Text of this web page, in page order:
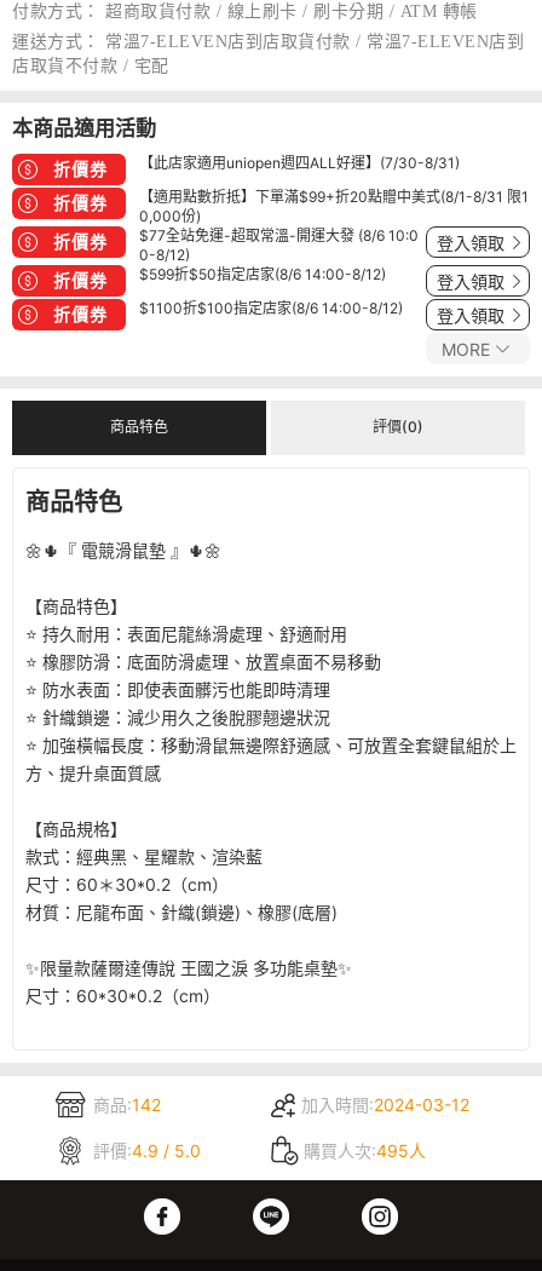
付款方式：
超商取貨付款 / 線上刷卡 / 刷卡分期 / ATM 轉帳
運送方式：
常溫7-ELEVEN店到店取貨付款 / 常溫7-ELEVEN店到
店取貨不付款 / 宅配
本商品適用活動
折價券 【此店家適用uniopen週四ALL好運】(7/30-8/31)
折價券
【適用點數折抵】下單滿$99+折20點贈中美式(8/1-8/31 限1
0,000份)
折價券
$77全站免運-超取常溫-開運大發 (8/6 10:0
0-8/12)
登入領取
折價券 $599折$50指定店家(8/6 14:00-8/12) 登入領取
折價券 $1100折$100指定店家(8/6 14:00-8/12) 登入領取
MORE
商品特色 評價(0)
商品特色
🌼🌵『 電競滑鼠墊 』🌵🌼
【商品特色】
⭐ 持久耐用：表面尼龍絲滑處理、舒適耐用
⭐ 橡膠防滑：底面防滑處理、放置桌面不易移動
⭐ 防水表面：即使表面髒污也能即時清理
⭐ 針織鎖邊：減少用久之後脫膠翹邊狀況
⭐ 加強橫幅長度：移動滑鼠無邊際舒適感、可放置全套鍵鼠組於上
方、提升桌面質感
【商品規格】
款式：經典黑、星耀款、渲染藍
尺寸：60＊30*0.2（cm）
材質：尼龍布面、針織(鎖邊)、橡膠(底層)
✨限量款薩爾達傳說 王國之淚 多功能桌墊✨
尺寸：60*30*0.2（cm）
商品:142 加入時間:2024-03-12
評價:4.9 / 5.0 購買人次:495人